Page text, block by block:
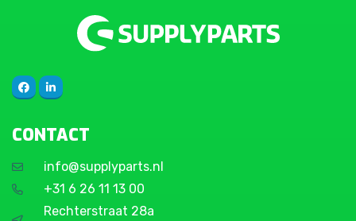
CONTACT
info@supplyparts.nl
+31 6 26 11 13 00
Rechterstraat 28a